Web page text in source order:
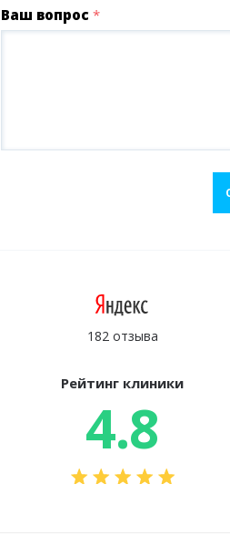
Ваш вопрос *
182 отзыва
Рейтинг клиники
4.8